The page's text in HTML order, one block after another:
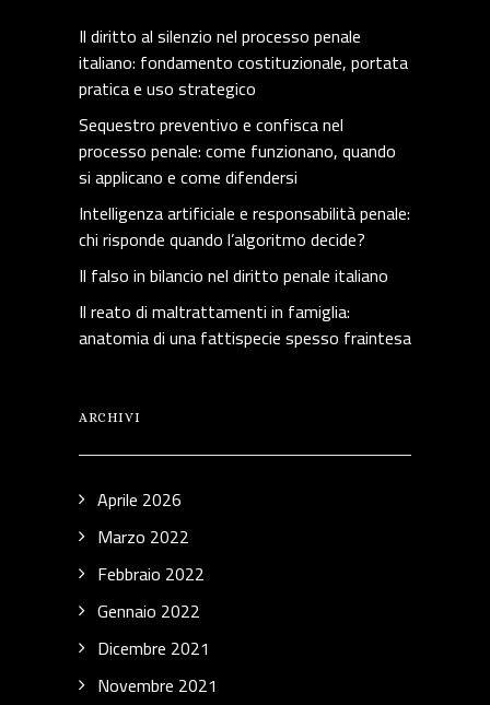
Il diritto al silenzio nel processo penale
italiano: fondamento costituzionale, portata
pratica e uso strategico
Sequestro preventivo e confisca nel
processo penale: come funzionano, quando
si applicano e come difendersi
Intelligenza artificiale e responsabilità penale:
chi risponde quando l’algoritmo decide?
Il falso in bilancio nel diritto penale italiano
Il reato di maltrattamenti in famiglia:
anatomia di una fattispecie spesso fraintesa
ARCHIVI
Aprile 2026
Marzo 2022
Febbraio 2022
Gennaio 2022
Dicembre 2021
Novembre 2021